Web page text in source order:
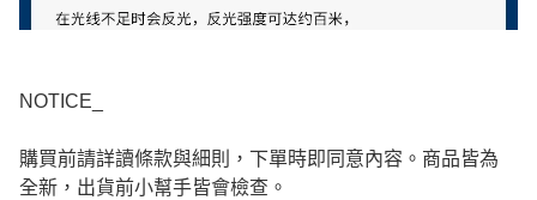
NOTICE_
購買前請詳讀條款與細則，下單時即同意內容。商品皆為
全新，出貨前小幫手皆會檢查。